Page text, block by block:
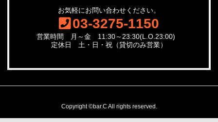
お気軽にお問い合わせください。
03-3275-1150
営業時間 月～金 11:30～23:30(L.O.23:00)
定休日 土・日・祝（貸切のみ営業）
Copyright ©bar.C All rights reserved.